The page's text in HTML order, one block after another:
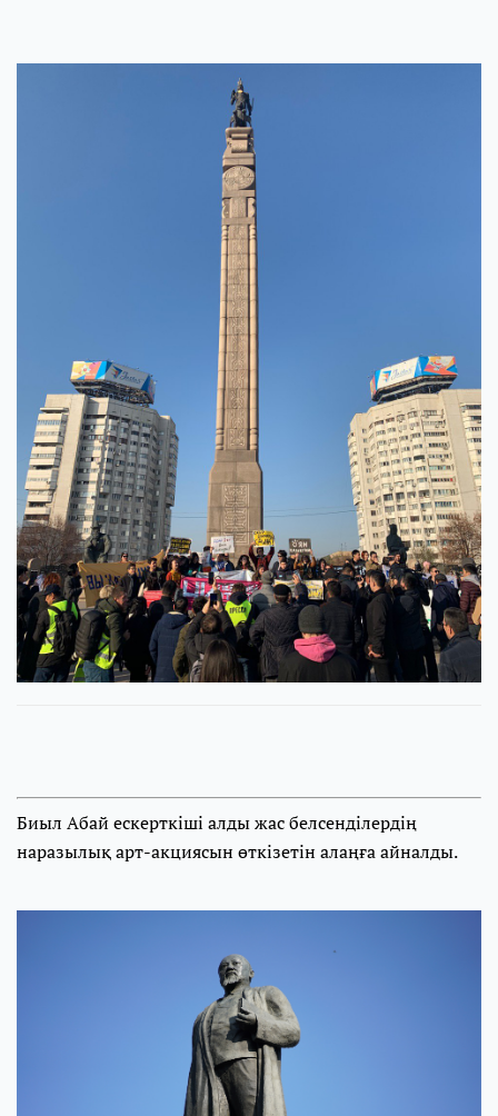
Биыл Абай ескерткіші алды жас белсенділердің
наразылық арт-акциясын өткізетін алаңға айналды.